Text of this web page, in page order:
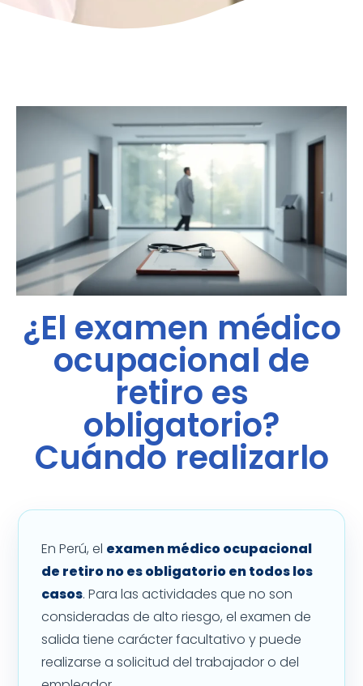
¿El examen médico
ocupacional de
retiro es
obligatorio?
Cuándo realizarlo
En Perú, el examen médico ocupacional
de retiro no es obligatorio en todos los
casos. Para las actividades que no son
consideradas de alto riesgo, el examen de
salida tiene carácter facultativo y puede
realizarse a solicitud del trabajador o del